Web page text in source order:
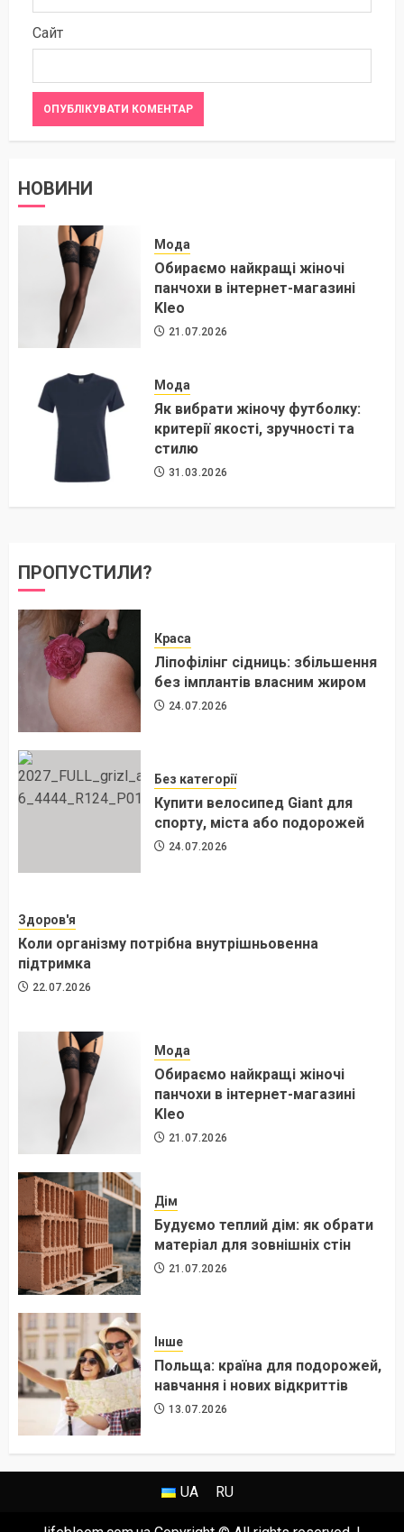
Сайт
НОВИНИ
Мода
Обираємо найкращі жіночі
панчохи в інтернет-магазині
Kleo
21.07.2026
Мода
Як вибрати жіночу футболку:
критерії якості, зручності та
стилю
31.03.2026
ПРОПУСТИЛИ?
Краса
Ліпофілінг сідниць: збільшення
без імплантів власним жиром
24.07.2026
Без категорії
Купити велосипед Giant для
спорту, міста або подорожей
24.07.2026
Здоров'я
Коли організму потрібна внутрішньовенна
підтримка
22.07.2026
Мода
Обираємо найкращі жіночі
панчохи в інтернет-магазині
Kleo
21.07.2026
Дім
Будуємо теплий дім: як обрати
матеріал для зовнішніх стін
21.07.2026
Інше
Польща: країна для подорожей,
навчання і нових відкриттів
13.07.2026
UA RU